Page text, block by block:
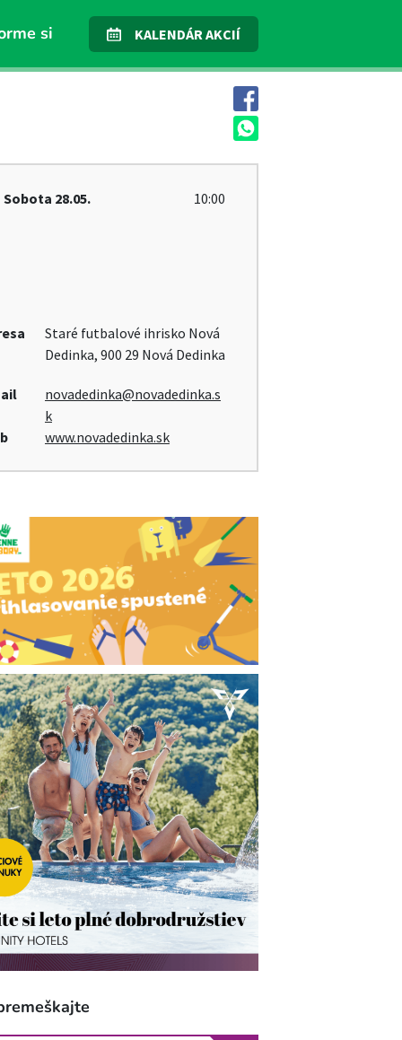
si KALENDÁR AKCIÍ
Sobota 28.05. 10:00
Staré futbalové ihrisko Nová
Dedinka, 900 29 Nová Dedinka
novadedinka@novadedinka.s
k
www.novadedinka.sk